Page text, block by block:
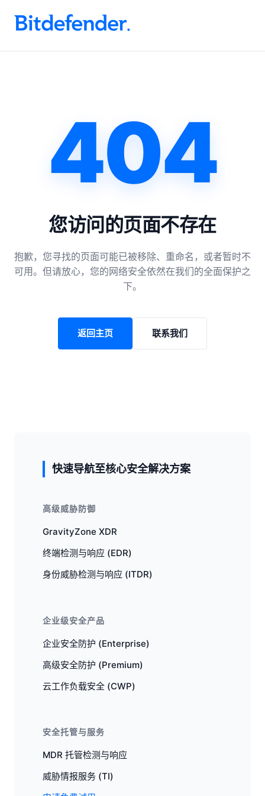
.
404
您访问的页面不存在
抱歉，您寻找的页面可能已被移除、重命名，或者暂时不
可用。但请放心，您的网络安全依然在我们的全面保护之
下。
返回主页 联系我们
快速导航至核心安全解决方案
高级威胁防御
GravityZone XDR
终端检测与响应 (EDR)
身份威胁检测与响应 (ITDR)
企业级安全产品
企业安全防护 (Enterprise)
高级安全防护 (Premium)
云工作负载安全 (CWP)
安全托管与服务
MDR 托管检测与响应
威胁情报服务 (TI)